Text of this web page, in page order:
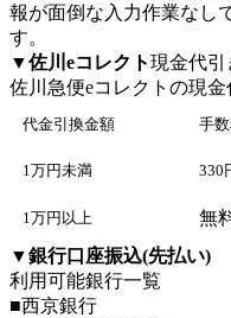
報が面倒な入力作業なし
す。
▼佐川eコレクト現金代引
佐川急便eコレクト の現金
代金引換金額 手
1万円未満 330
1万円以上
無
▼銀行口座振込(先払い)
利用可能銀行一覧
■西京銀行